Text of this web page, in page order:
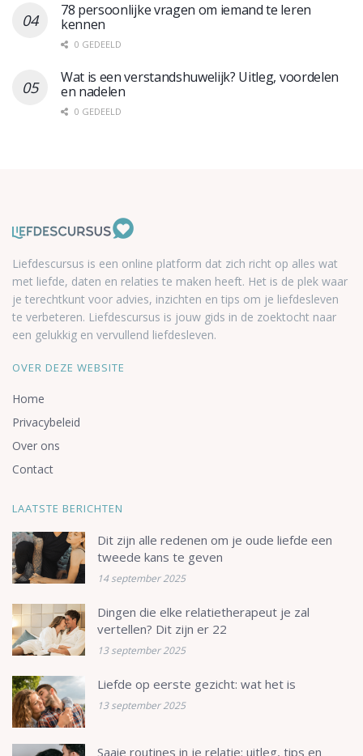
78 persoonlijke vragen om iemand te leren
kennen
0 GEDEELD
Wat is een verstandshuwelijk? Uitleg, voordelen
en nadelen
0 GEDEELD
Liefdescursus is een online platform dat zich richt op alles wat
met liefde, daten en relaties te maken heeft. Het is de plek waar
je terechtkunt voor advies, inzichten en tips om je liefdesleven
te verbeteren. Liefdescursus is jouw gids in de zoektocht naar
een gelukkig en vervullend liefdesleven.
OVER DEZE WEBSITE
Home
Privacybeleid
Over ons
Contact
LAATSTE BERICHTEN
Dit zijn alle redenen om je oude liefde een
tweede kans te geven
14 september 2025
Dingen die elke relatietherapeut je zal
vertellen? Dit zijn er 22
13 september 2025
Liefde op eerste gezicht: wat het is
13 september 2025
Saaie routines in je relatie: uitleg, tips en